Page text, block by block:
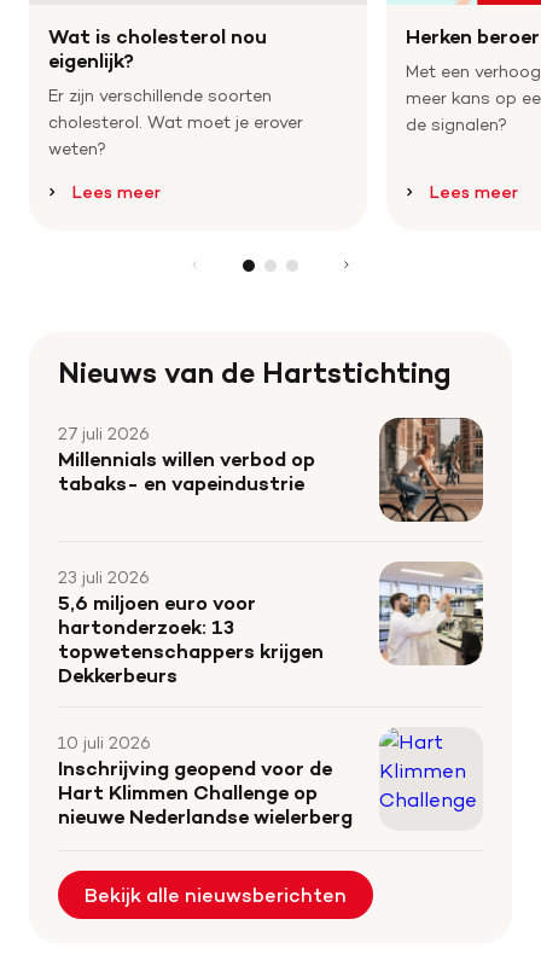
Wat is cholesterol nou
eigenlijk?
Er zijn verschillende soorten
cholesterol. Wat moet je erover
weten?
Lees meer
Herken
Met een
meer kans op
de signalen?
Lees meer
Nieuws van de Hartstichting
27 juli 2026
Millennials willen verbod op
tabaks- en vapeindustrie
23 juli 2026
5,6 miljoen euro voor
hartonderzoek: 13
topwetenschappers krijgen
Dekkerbeurs
10 juli 2026
Inschrijving geopend voor de
Hart Klimmen Challenge op
nieuwe Nederlandse wielerberg
Bekijk alle nieuwsberichten